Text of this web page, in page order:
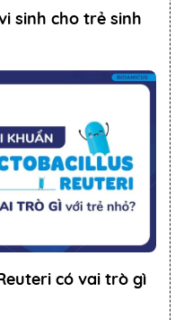
sinh cho trẻ sinh
có vai trò gì